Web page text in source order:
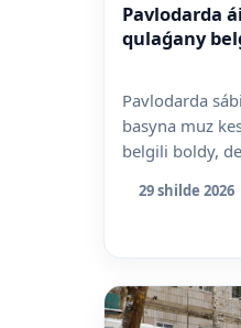
Pavlodarda
qulaǵany
Pavlodarda
basyna muz
belgili boldy,
29 shilde 2026